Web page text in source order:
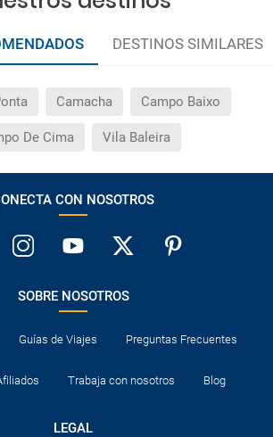
DESTINOS SIMILARES
Camacha Campo Baixo
De Cima Vila Baleira
CON NOSOTROS
SOBRE NOSOTROS
Guías de Viajes Preguntas Frecuentes
Trabaja con nosotros Blog
LEGAL